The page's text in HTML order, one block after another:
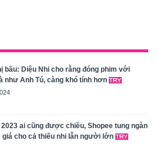
bầu: Diệu Nhi cho rằng đóng phim với
như Anh Tú, càng khó tính hơn
2023 ai cũng được chiều, Shopee tung ngàn
giá cho cả thiếu nhi lẫn người lớn